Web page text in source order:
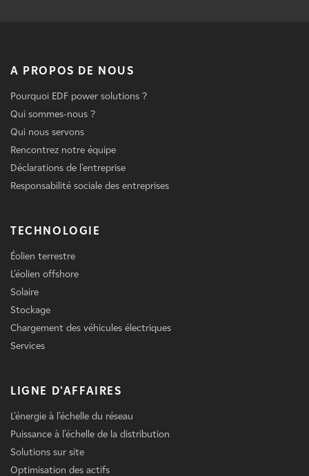
A PROPOS DE NOUS
Pourquoi EDF power solutions ?
Qui sommes-nous ?
Qui nous servons
Rencontrez notre équipe
Déclarations de l'entreprise
Responsabilité sociale des entreprises
TECHNOLOGIE
Éolien terrestre
L'éolien offshore
Solaire
Stockage
Chargement des véhicules électriques
Services
LIGNE D'AFFAIRES
L'énergie à l'échelle du réseau
Puissance à l'échelle de la distribution
Solutions sur site
Optimisation des actifs